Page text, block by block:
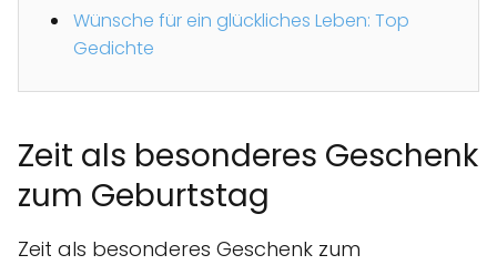
Wünsche für ein glückliches Leben: Top
Gedichte
Zeit als besonderes Geschenk
zum Geburtstag
Zeit als besonderes Geschenk zum